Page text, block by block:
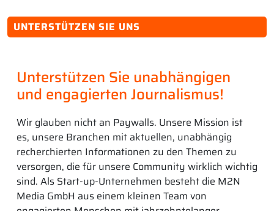
UNTERSTÜTZEN SIE UNS
Unterstützen Sie unabhängigen
und engagierten Journalismus!
Wir glauben nicht an Paywalls. Unsere Mission ist
es, unsere Branchen mit aktuellen, unabhängig
recherchierten Informationen zu den Themen zu
versorgen, die für unsere Community wirklich wichtig
sind. Als Start-up-Unternehmen besteht die M2N
Media GmbH aus einem kleinen Team von